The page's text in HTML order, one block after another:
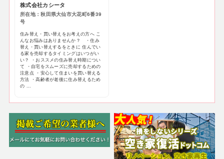
株式会社カシータ
所在地：秋田県大仙市大花町6番39
号
住み替え・買い替えをお考えの方へ こ
んなお悩みはありませんか？ ・住み
替え・買い替えするをときに 住んでい
る家を売却するタイミングはいつがい
い？ ・おススメの住み替え時期につい
て ・自宅をスムーズに売却するための
注意点 ・安心して住まいを買い替える
方法 ・高齢者が老後に住み替えるため
の ...